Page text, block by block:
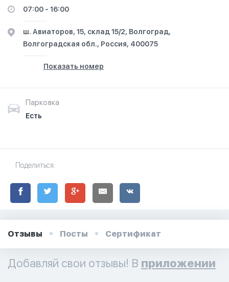
07:00 - 16:00
ш. Авиаторов, 15, склад 15/2, Волгоград,
Волгоградская обл., Россия, 400075
Показать номер
Парковка
Есть
Поделиться:
Отзывы Посты Сертификат
Добавляй свои отзывы! В приложении